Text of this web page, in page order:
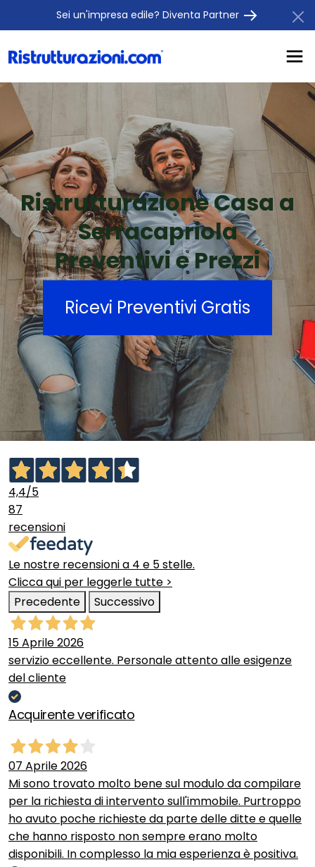
Sei un'impresa edile? Diventa Partner
Ristrutturazione Casa a
Serracapriola
Preventivi e Prezzi
Ricevi Preventivi Gratis
4,4/5
87
recensioni
Le nostre recensioni a 4 e 5 stelle.
Clicca qui per leggerle tutte >
Precedente
Successivo
15 Aprile 2026
servizio eccellente. Personale attento alle esigenze
del cliente
Acquirente verificato
07 Aprile 2026
Mi sono trovato molto bene sul modulo da compilare
per la richiesta di intervento sull'immobile. Purtroppo
ho avuto poche richieste da parte delle ditte e quelle
che hanno risposto non sempre erano molto
disponibili. In complesso la mia esperienza è positiva.